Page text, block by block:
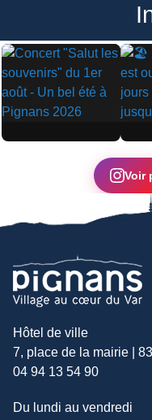
▶ ▶
Voir
Hôtel de ville
7, place de la mairie |
04 94 13 54 90
Du lundi au vendredi